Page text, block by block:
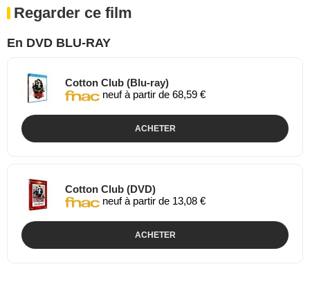
Regarder ce film
En DVD BLU-RAY
Cotton Club (Blu-ray)
neuf à partir de 68,59 €
ACHETER
Cotton Club (DVD)
neuf à partir de 13,08 €
ACHETER